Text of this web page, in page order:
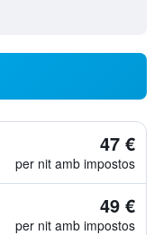
47 €
per nit amb impostos
49 €
per nit amb impostos